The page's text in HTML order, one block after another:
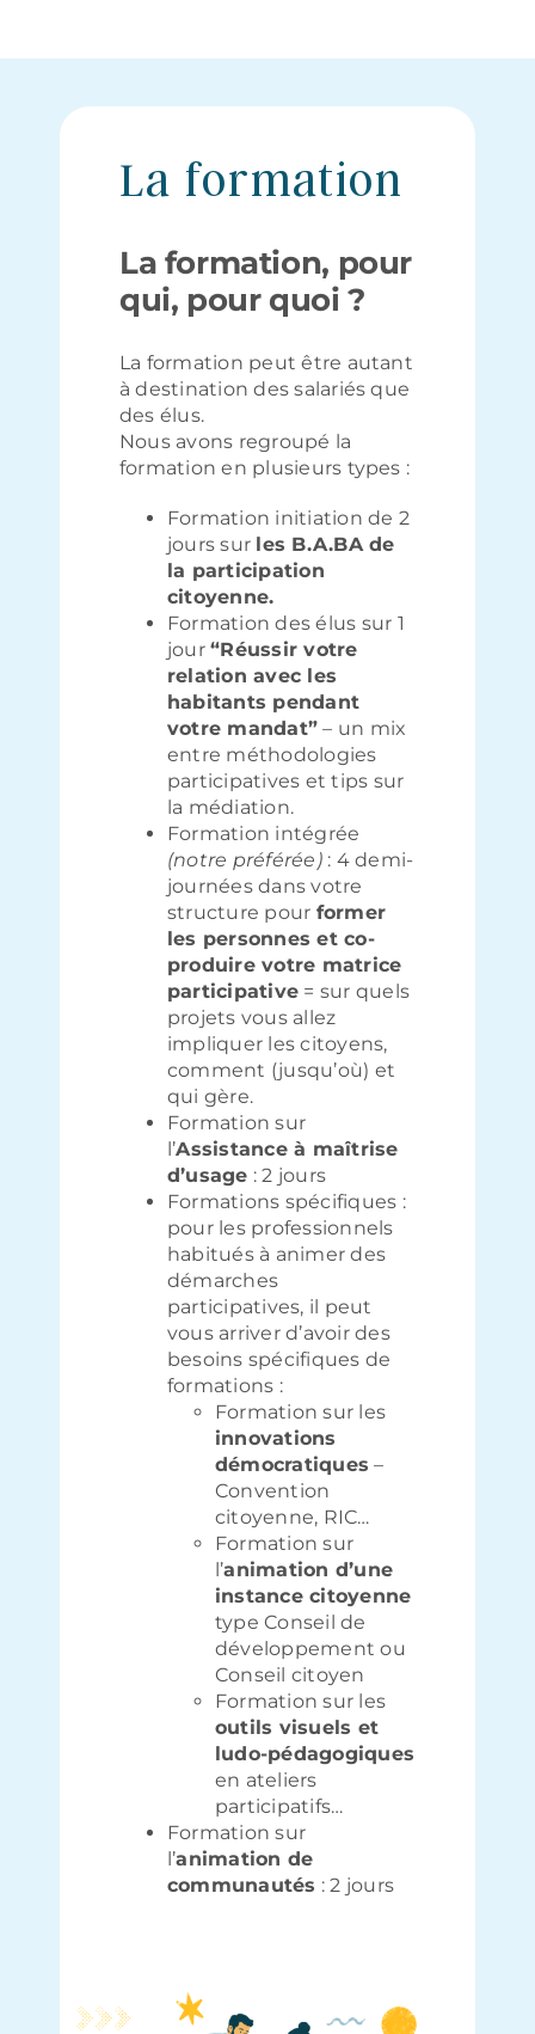
La formation
La formation, pour
qui, pour quoi ?
La formation peut être autant
à destination des salariés que
des élus.
Nous avons regroupé la
formation en plusieurs types :
Formation initiation de 2
jours sur les B.A.BA de
la participation
citoyenne.
Formation des élus sur 1
jour“Réussir votre
relation avec les
habitants pendant
votre mandat” – un mix
entre méthodologies
participatives et tips sur
la médiation.
Formation intégrée
(notre préférée): 4 demi-
journées dans votre
structure pour former
les personnes et co-
produire votre matrice
participative = sur quels
projets vous allez
impliquer les citoyens,
comment (jusqu’où) et
qui gère.
Formation sur
l’Assistance à maîtrise
d’usage : 2 jours
Formations spécifiques :
pour les professionnels
habitués à animer des
démarches
participatives, il peut
vous arriver d’avoir des
besoins spécifiques de
formations :
Formation sur les
innovations
démocratiques –
Convention
citoyenne, RIC…
Formation sur
l’animation d’une
instance citoyenne
type Conseil de
développement ou
Conseil citoyen
Formation sur les
outils visuels et
ludo-pédagogiques
en ateliers
participatifs…
Formation sur
l’animation de
communautés : 2 jours